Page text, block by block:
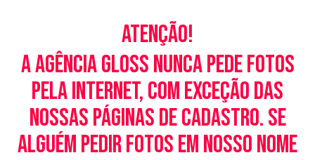
Atenção!
A Agência Gloss nunca pede fotos
pela Internet, com exceção das
nossas páginas de cadastro. Se
alguém pedir fotos em nosso nome